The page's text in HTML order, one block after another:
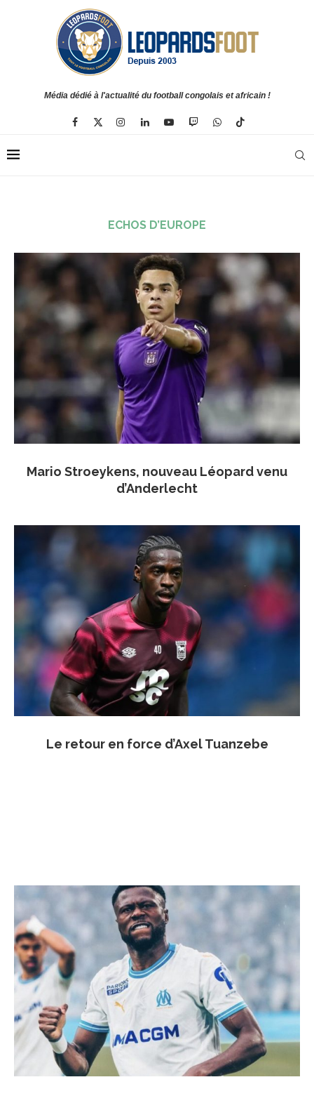
Média dédié à l'actualité du football congolais et africain !
ECHOS D’EUROPE
Mario Stroeykens, nouveau Léopard venu
d’Anderlecht
Le retour en force d’Axel Tuanzebe